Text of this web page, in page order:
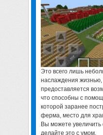
Это всего лишь
наслаждения
предоставляется
что способны с
которой заранее
ферма, место для
Вы можете увеличить
делайте это с умом.